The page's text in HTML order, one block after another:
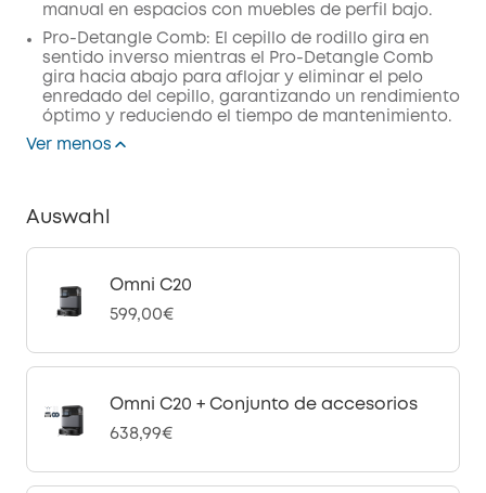
manual en espacios con muebles de perfil bajo.
Pro-Detangle Comb: El cepillo de rodillo gira en
sentido inverso mientras el Pro-Detangle Comb
gira hacia abajo para aflojar y eliminar el pelo
enredado del cepillo, garantizando un rendimiento
óptimo y reduciendo el tiempo de mantenimiento.
Ver menos
Auswahl
Omni C20
599,00€
Omni C20 + Conjunto de accesorios
638,99€